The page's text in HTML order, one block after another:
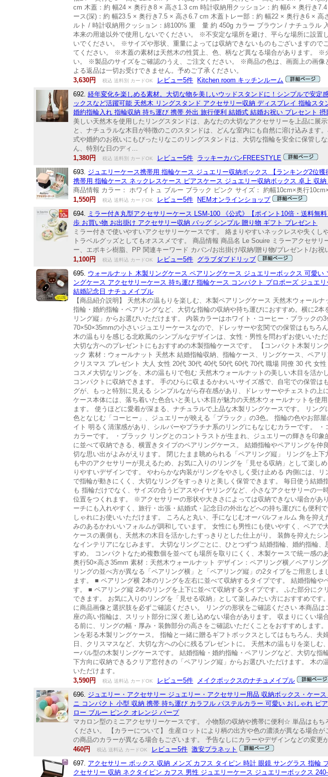
cm 木蓋：約 幅24 × 奥行き8 × 高さ1.3 cm 時計収納用クッション：約 幅6 × 奥行き
ース(深)：約 幅23.5 × 奥行き7.5 × 高さ6.7 cm 木蓋トレー部：約 幅22 × 奥行き6 ×
ルト / 時計収納用クッション：綿100% 重 量 約 450g カラー ブラウン / ナチュ
本来の用途以外で使用しないでください。 ※不安定な場所を避け、平らな場所に設
いでください。 ※サイズや形状、重量によっては収納できないものもございますの
てください。 ※木蓋の素材は天然木の性質上、色、柄など異なる場合があります。 ※
い。 ※製品のサイズをご確認のうえ、ご注文ください。 ※商品の色は、画面上の画
よる返品は一切お受けできません。予めご了承ください。
3,630円
税込 送料別 カードOK レビュー5件
Kitchen room キッチンルーム
692.経年変化を楽しめる素材。大切な物を美しいウッドスタンドに！シンプルで安
ックスなど活躍可能 天然木 リングスタンド アクセサリー収納 ディスプレイ 指輪ス
婚約指輪入れ 指輪収納 持ち運び 携帯 外出 旅行便利 結婚式 結婚お祝い プレセント
美しい天然木を使用したリングスタンドは、あなたの大切なアクセサリーを上品に展
と、ナチュラルな木目が特徴のこのスタンドは、どんな室内にも自然に溶け込みま
式や婚約のお祝いにもぴったりなこのリングスタンドは、大切な指輪を安全に保管し
ん、特別な日のディ...
1,380円
税込 送料別 カードOK レビュー5件 ラッキーカバンFREESTYLE
693. ジュエリーケース携帯用 指輪ケース ジュエリー収納ボックス 【ランキング2位
携帯用 指輪ケース ネックレスケース ピアスケース ジュエリー収納ボックス 卓上
商品情報 カラー： ホワイトュ ブルー ブラック ピンク サイズ： 約幅10cm×奥行
1,550円
税込 送料込 カードOK レビュー5件
NEMオンラインショップ
694. ミラー付き丸型アクセサリーケース LSM-100 《公式》【ポイント10倍・送料
歩 お買い物 お出掛け アクセサリー収納 バッグ シンプル 贈り物 ギフト プレゼント
ミラー付きで使いやすいアクセサリーケースです。 絡まりやすいネックレスや失く
トラベルグッズとしてもオススメです。 商品情報 商品名 Le Souire ミラーアクセサ
ー、エポキシ樹脂、PP 関連キーワード カバン/お出掛け/収納/贈り物/プレゼント/お祝
1,100円
税込 送料込 カードOK レビュー5件 グラブダブドリッブ
695. ウォールナット 木製リングケース ペアリングケース ジュエリーボックス 可愛
ングケース アクセサリーケース 持ち運び 指輪ケース コンパクト プロポーズ ジュエ
結婚記念日 ナチュメイプル
【商品紹介説明】 天然木の温もりを楽しむ、木製ペアリングケース 天然木ウォール
指輪・婚約指輪・ペアリングなど、大切な指輪の収納や持ち運びにおすすめ。横に2
リング縦」からお選びいただけます。 内装カラーはホワイト・コーヒー・ブラック
70×50×35mmの小さいジュエリーケースなので、ドレッサーや玄関での保管はもちろ
木の温もりを感じる北欧風のシンプルなデザインは、女性・男性を問わずお使いいた
大切な方へのプレゼントにもおすすめの木製指輪ケースです。 【コンパクト木製リ
ック 素材：ウォールナット 天然木 結婚指輪収納、指輪ケース、リングケース、ペア
クリスマス プレゼント 大人 女性 20代 30代 40代 50代 60代 70代 職場 同僚 30 代 女
コスメ大切なリングを、木の温もりで包む 天然木ウォールナットの美しい木目を活
コンパクトに収納できます。 手のひらに収まるかわいいサイズ感で、自宅での保管
グが、もっと特別に見える シンプルながら存在感があり、ドレッサーやチェストの
ケース本体には、落ち着いた色合いと美しい木目が魅力の天然木ウォールナットを使
ます。 使うほどに愛着が深まる、ナチュラルで上品な木製リングケースです。 リン
色となじむ「コーヒー」、ジュエリーが映える「ブラック」の3色。 指輪の色やお部
イト 明るく清潔感があり、シルバーやプラチナ系のリングにもなじむカラーです。
カラーです。 ・ブラック リングとのコントラストが生まれ、ジュエリーの輝きを印
に並べて収納できる、横置きタイプのペアリングケース。 結婚指輪やペアリングを
切な思い出がよみがえります。 閉じたまま眺められる「ペアリング縦」 リングを上
も中のアクセサリーが見えるため、お気に入りのリングを「見せる収納」として楽
りやすいデザインです。 やわらかな内装がリングをやさしく受け止める 内側には、
で指輪が動きにくく、大切なリングをすっきりと美しく保管できます。 毎日使う結
も 指輪だけでなく、サイズの合うピアスやイヤリングなど、小さなアクセサリーの
位置をつくれます。 ※アクセサリーの形状や大きさによっては収納できない場合が
ーチにも入れやすく、旅行・出張・結婚式・記念日の外出などへの持ち運びにも便利
しゃれにお使いいただけます。 ころんと丸い、手になじむオーバルフォルム 角を抑
みのあるかわいいフォルムが調和しています。 女性にも男性にも使いやすく、ペア
ケースの裏側も、天然木の木目を活かしたすっきりとした仕上がり。 装飾を抑えた
なインテリアになじみます。 大切なリングごとに、ひとつずつ 結婚指輪、婚約指輪
すめ。 コンパクトなため複数個を並べても場所を取りにくく、木製ケースで統一感
奥行50×高さ35mm 素材：天然木ウォールナット デザイン：ペアリング横／ペアリ
リングの並べ方が異なる「ペアリング横」と「ペアリング縦」の2タイプをご用意し
ます。 ■ ペアリング横 2本のリングを左右に並べて収納するタイプです。 結婚指輪
す。 ■ ペアリング縦 2本のリングを上下に並べて収納するタイプです。 ふた部分に
できます。 お気に入りのリングを「見せる収納」として楽しみたい方におすすめで
に商品画像と選択肢を必ずご確認ください。 リングの形状をご確認ください 本商品
座の高い指輪は、スリット部分に深く差し込めない場合があります。 収まりにくい
る前に、リングの幅・厚み・装飾部分の高さをご確認いただくことをおすすめします
ンを彩る木製リングケース。 指輪と一緒に贈るギフトボックスとしてはもちろん、
日、クリスマスなど、大切な方への心に残るプレゼントに。 天然木の温もりを楽し
ーバル型の木製リングケースです。 結婚指輪・婚約指輪・ペアリングなど、大切な
下方向に収納できるクリア窓付きの「ペアリング縦」からお選びいただけます。 木
いただけます。
3,590円
税込 送料込 カードOK レビュー5件
メイクボックスのナチュメイプル
696. ジュエリー・アクセサリー ジュエリー・アクセサリー用品 収納ボックス・ケー
ニ コンパクト 小型 収納 携帯 持ち運び カラフル パステルカラー 可愛い おしゃれ ピ
ロー ブルー ピンク オレンジ パープ
マカロン型のミニアクセサリーケースです。 小物類の収納や携帯に便利☆ 単品はも
ください。 【カラーについて】 生産ロットにより柄の出方や色の濃淡が異なる場合
の商品のカラーが異なる場合もございます。 予告なしにカラーやデザインなどの変
460円
税込 送料込 カードOK レビュー5件 激安プラネット
697. アクセサリー ボックス 収納 メンズ カフス タイピン 時計 眼鏡 サングラス 指輪
クセサリー 収納 ネクタイピン カフス 男性 ジュエリーケース ジュエリーボックス